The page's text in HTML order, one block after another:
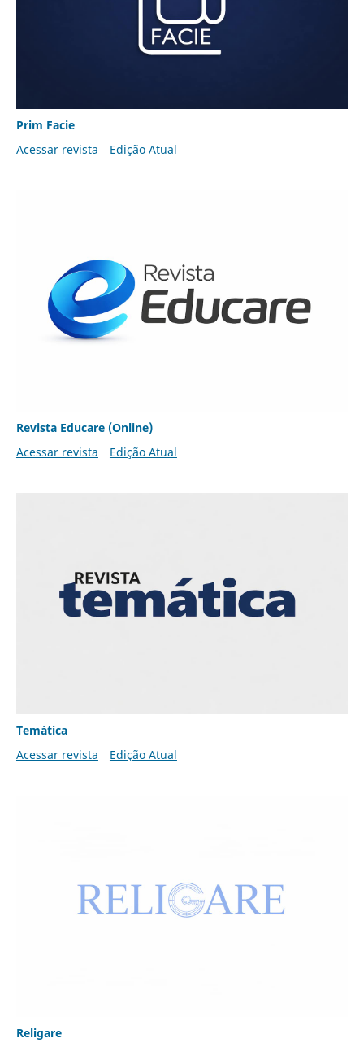
Prim Facie
Acessar revista
Edição Atual
Revista Educare (Online)
Acessar revista
Edição Atual
Temática
Acessar revista
Edição Atual
Religare